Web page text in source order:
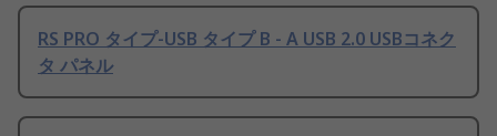
RS PRO タイプ-USB タイプ B - A USB 2.0 USBコネク
タ パネル